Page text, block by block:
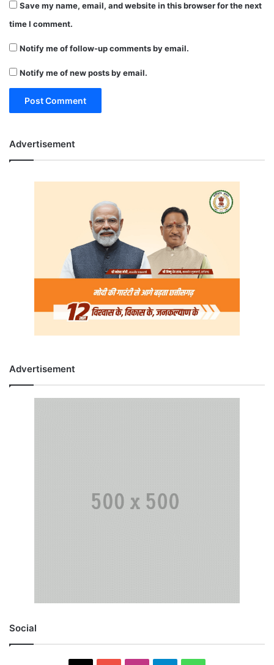
Save my name, email, and website in this browser for the next
time I comment.
Notify me of follow-up comments by email.
Notify me of new posts by email.
Advertisement
Advertisement
Social